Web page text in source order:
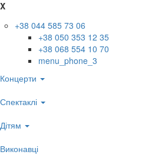
X
+38 044 585 73 06
+38 050 353 12 35
+38 068 554 10 70
menu_phone_3
Концерти
Спектаклі
Дітям
Виконавці